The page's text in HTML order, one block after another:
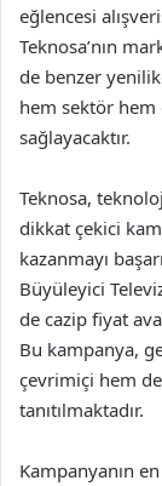
eğlencesi
Teknosa’nın
de benzer
hem sektör hem
sağlayacaktır.
Teknosa,
dikkat çekici
kazanmayı
Büyüleyici
de cazip fiyat
Bu kampanya,
çevrimiçi hem
tanıtılmaktadır.
Kampanyanın